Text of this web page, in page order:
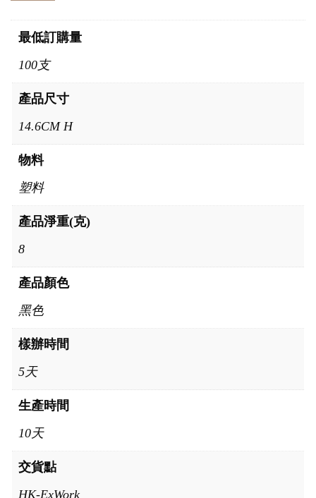
最低訂購量
100支
產品尺寸
14.6CM H
物料
塑料
產品淨重(克)
8
產品顏色
黑色
樣辦時間
5天
生產時間
10天
交貨點
HK-ExWork